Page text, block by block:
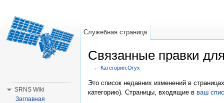
Связанные правки
← Категория:Oryx
Это список недавних изменений в
категорию). Страницы, входящие в ваш
Служебная страница
SRNS Wiki
Заглавная